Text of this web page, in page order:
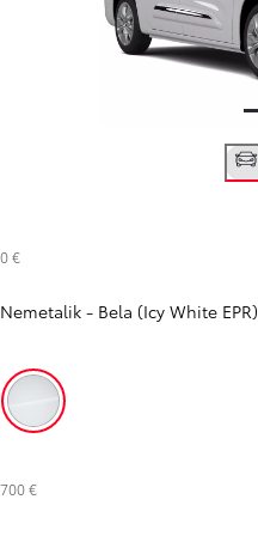
0 €
Nemetalik - Bela (Icy White EPR)
Bela (Icy White EPR)
700 €